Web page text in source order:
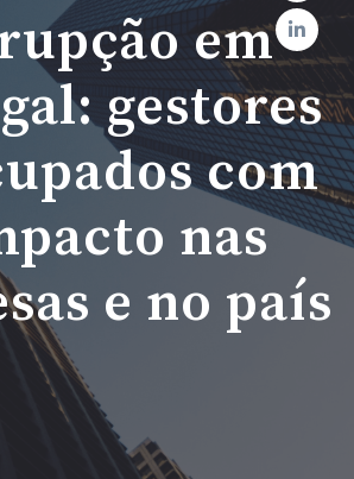
em
gestores
com
nas
e no país